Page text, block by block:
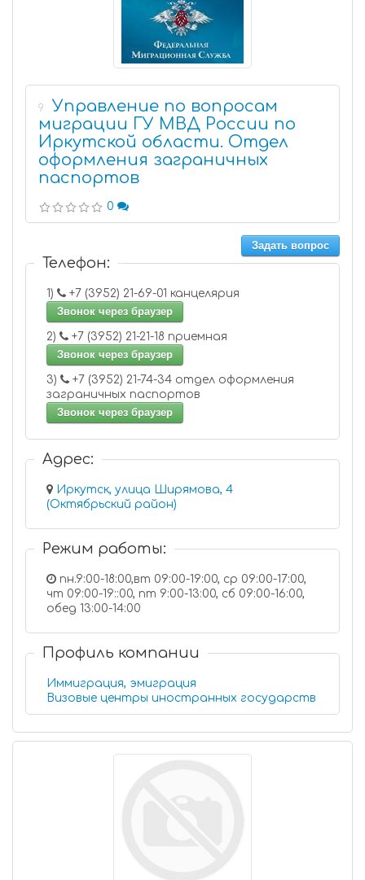
9
Управление по вопросам
миграции ГУ МВД России по
Иркутской области. Отдел
оформления заграничных
паспортов
0
Задать вопрос
Телефон:
1)
+7 (3952) 21-69-01 канцелярия
Звонок через браузер
2)
+7 (3952) 21-21-18 приемная
Звонок через браузер
3)
заграничных паспортов
Звонок через браузер
Адрес:
Иркутск, улица Ширямова, 4
(Октябрьский район)
Режим работы:
пн.9:00-18:00,вт 09:00-19:00, ср 09:00-17:00,
чт 09:00-19::00, пт 9:00-13:00, сб 09:00-16:00,
обед 13:00-14:00
Профиль компании
Иммиграция, эмиграция
Визовые центры иностранных государств